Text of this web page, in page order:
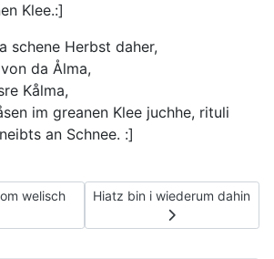
Klee.:]
schene Herbst daher,
da Ålma,
Kålma,
im greanen Klee juchhe, rituli
an Schnee. :]
I bin da Håns,vom welisch Lånd
welisch
Nächster Beitrag: Hiatz bin i
Hiatz bin i wiederum dahin